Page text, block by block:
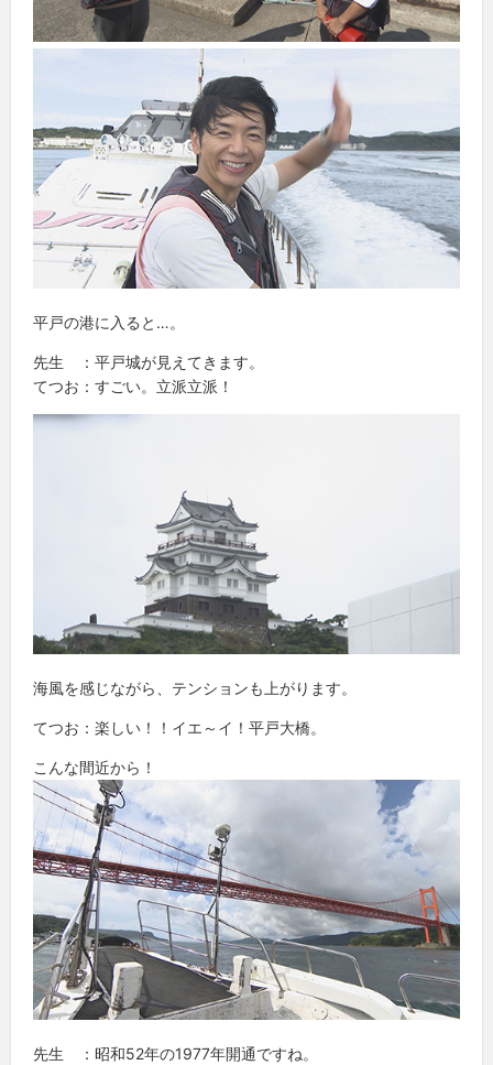
平戸の港に入ると…。
先生 ：平戸城が見えてきます。
てつお：すごい。立派立派！
海風を感じながら、テンションも上がります。
てつお：楽しい！！イエ～イ！平戸大橋。
こんな間近から！
先生 ：昭和52年の1977年開通ですね。